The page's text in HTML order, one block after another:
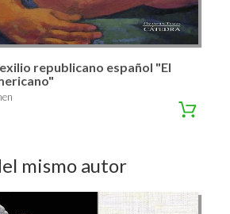
republicano español "El
mismo autor